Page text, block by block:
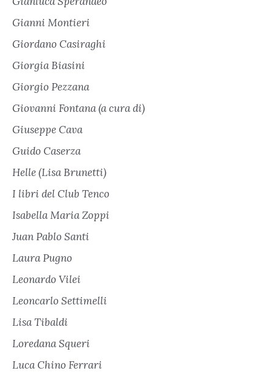
Gianni Montieri
Giordano Casiraghi
Giorgia Biasini
Giorgio Pezzana
Giovanni Fontana (a cura di)
Giuseppe Cava
Guido Caserza
Helle (Lisa Brunetti)
I libri del Club Tenco
Isabella Maria Zoppi
Juan Pablo Santi
Laura Pugno
Leonardo Vilei
Leoncarlo Settimelli
Lisa Tibaldi
Loredana Squeri
Luca Chino Ferrari